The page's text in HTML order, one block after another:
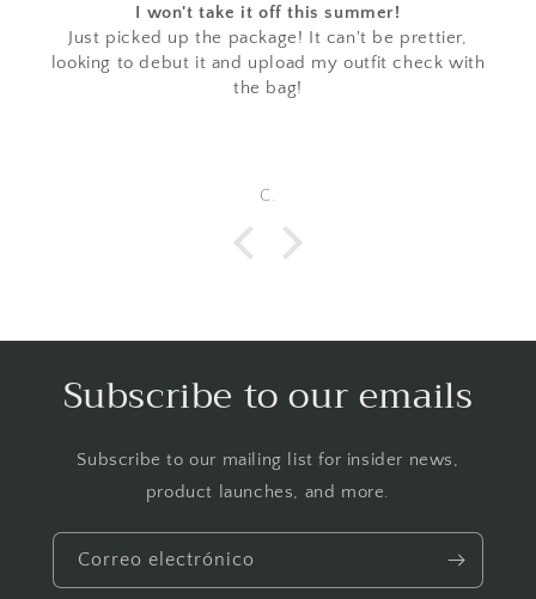
I won't take it off this summer!
Just picked up the package! It can't be prettier,
looking to debut it and upload my outfit check with
the bag!
C.
Subscribe to our emails
Subscribe to our mailing list for insider news,
product launches, and more.
Correo electrónico